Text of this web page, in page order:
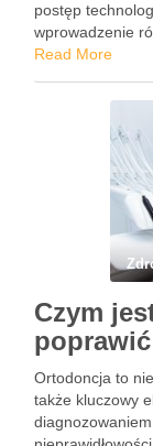
postęp
wprowadzenie
dostosowane są
Read More
Czym
Ortodoncja to
także kluczowy